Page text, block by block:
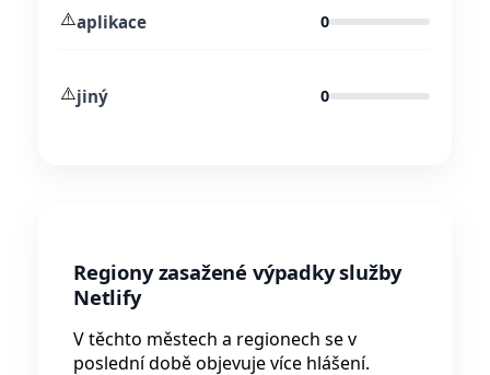
⚠️aplikace 0
⚠️jiný 0
Regiony zasažené výpadky služby
Netlify
V těchto městech a regionech se v
poslední době objevuje více hlášení.